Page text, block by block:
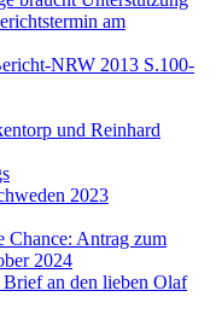
am
NRW 2013 S.100-
und Reinhard
2023
Chance: Antrag zum
2024
an den lieben Olaf